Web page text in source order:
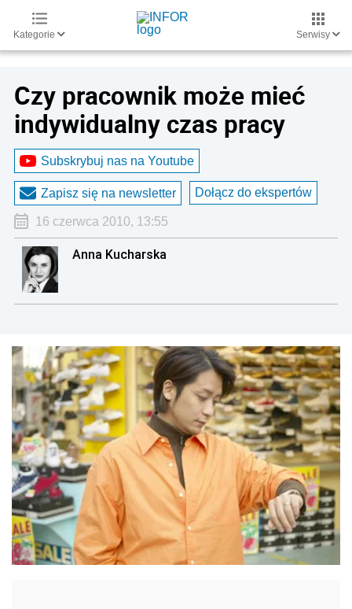
Kategorie Serwisy
Czy pracownik może mieć
indywidualny czas pracy
Subskrybuj nas na Youtube
Zapisz się na newsletter Dołącz do ekspertów
16 czerwca 2010, 13:55
Anna Kucharska